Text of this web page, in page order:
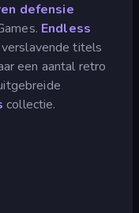
defensie
Endless
titels
een aantal retro
collectie.